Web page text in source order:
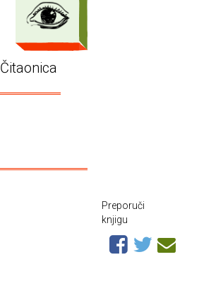
Čitaonica
Preporuči
knjigu